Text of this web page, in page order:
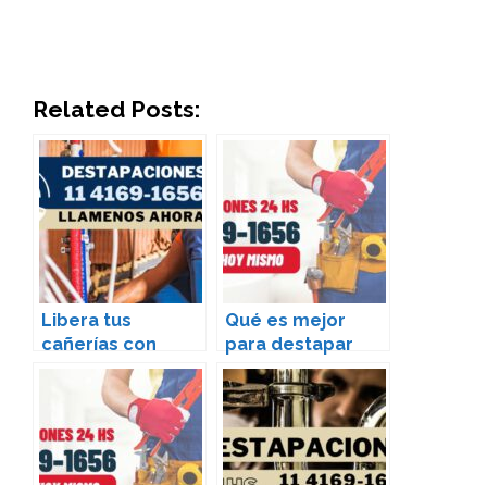
Related Posts:
Libera tus
cañerías con
Ayudín Destapa
Cañería –
Telefono 11-
4169-1656
Qué es mejor
para destapar
ácido muriático o
soda cáustica –
Telefono 11-
4169-1656